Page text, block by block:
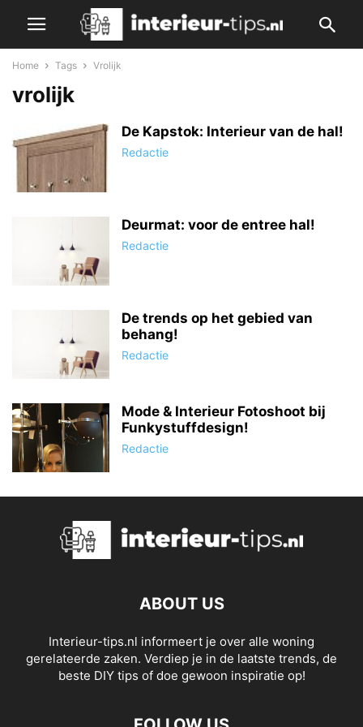
Home Tags Vrolijk
vrolijk
De Kapstok: Interieur van de hal!
Redactie
Deurmat: voor de entree hal!
Redactie
De trends op het gebied van
behang!
Redactie
Mode & Interieur Fotoshoot bij
Funkystuffdesign!
Redactie
ABOUT US
Interieur-tips.nl informeert je over alle woning
gerelateerde zaken. Verdiep je in de laatste trends, de
beste DIY tips of doe gewoon inspiratie op!